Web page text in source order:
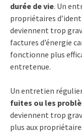
durée de vie. Un
propriétaires
deviennent trop
factures d’énergie
fonctionne plus
entretenue.
Un entretien
fuites ou les
deviennent trop
plus aux